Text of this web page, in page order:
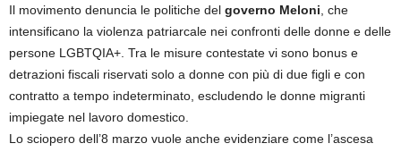
Il movimento denuncia le politiche del governo Meloni, che
intensificano la violenza patriarcale nei confronti delle donne e delle
persone LGBTQIA+. Tra le misure contestate vi sono bonus e
detrazioni fiscali riservati solo a donne con più di due figli e con
contratto a tempo indeterminato, escludendo le donne migranti
impiegate nel lavoro domestico.
Lo sciopero dell’8 marzo vuole anche evidenziare come l’ascesa